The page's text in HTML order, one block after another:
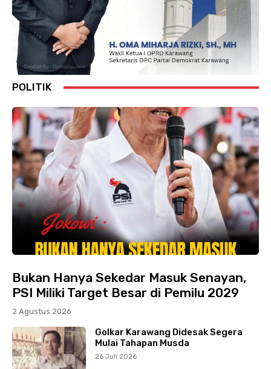
POLITIK
Bukan Hanya Sekedar Masuk Senayan,
PSI Miliki Target Besar di Pemilu 2029
2 Agustus 2026
Golkar Karawang Didesak Segera
Mulai Tahapan Musda
26 Juli 2026